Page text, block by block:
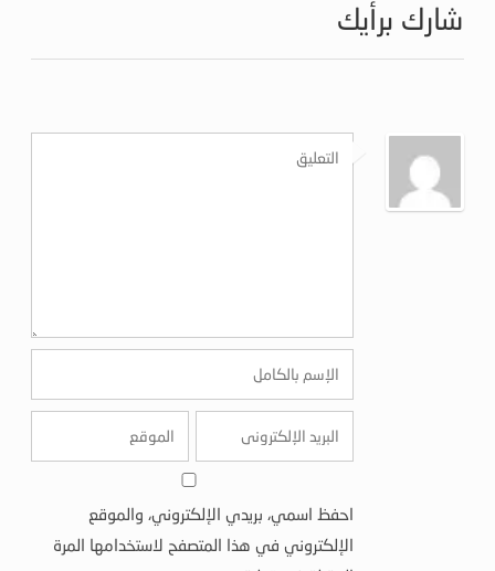
شارك برأيك
احفظ اسمي، بريدي الإلكتروني، والموقع
الإلكتروني في هذا المتصفح لاستخدامها المرة